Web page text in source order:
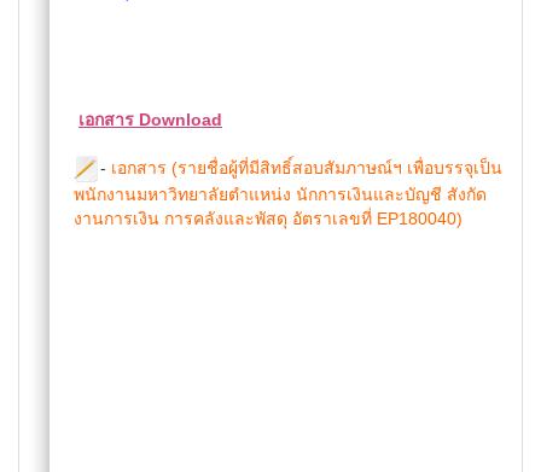
เอกสาร Download
- เอกสาร (รายชื่อผู้ที่มีสิทธิ์สอบสัมภาษณ์ฯ เพื่อบรรจุเป็น
พนักงานมหาวิทยาลัยตำแหน่ง นักการเงินและบัญชี สังกัด
งานการเงิน การคลังและพัสดุ อัตราเลขที่ EP180040)